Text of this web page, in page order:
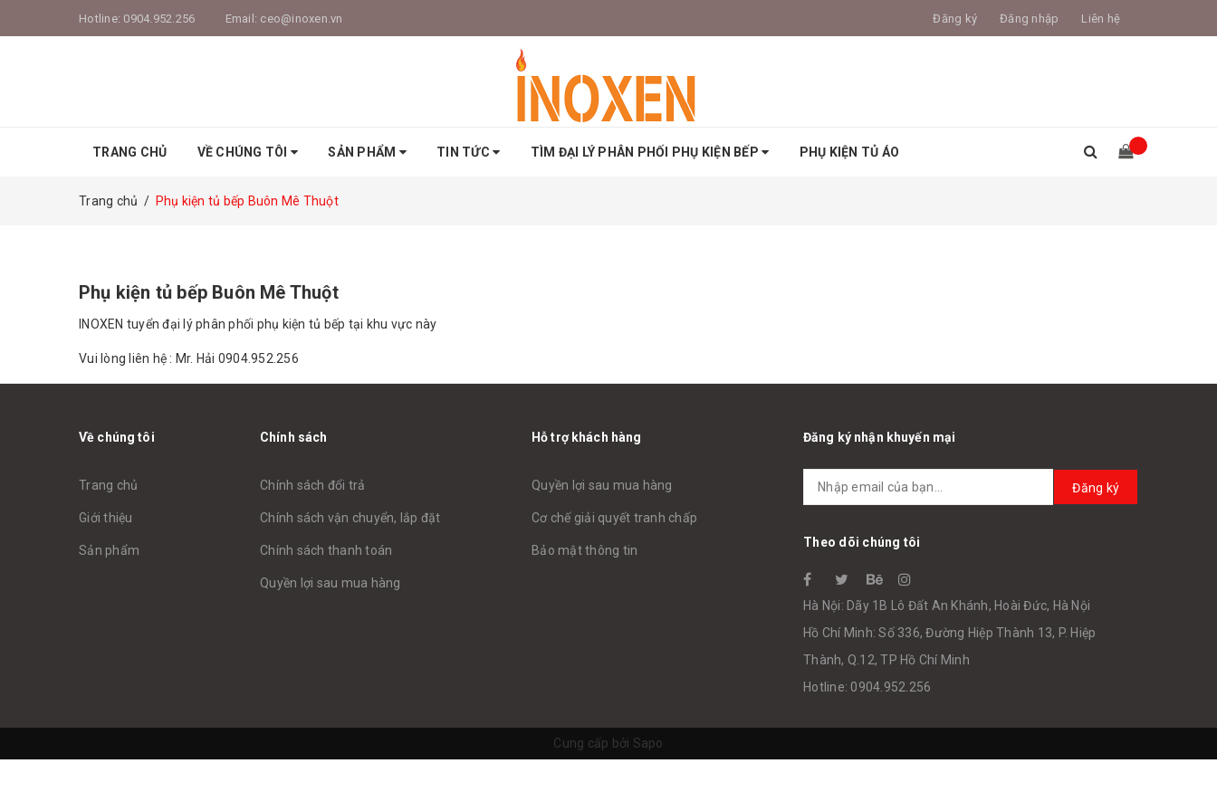
Hotline: 0904.952.256 Email: ceo@inoxen.vn Đăng ký Đăng nhập Liên hệ
TRANG CHỦ VỀ CHÚNG TÔI SẢN PHẨM TIN TỨC TÌM ĐẠI LÝ PHÂN PHỐI PHỤ KIỆN BẾP PHỤ KIỆN TỦ ÁO
Trang chủ / Phụ kiện tủ bếp Buôn Mê Thuột
Phụ kiện tủ bếp Buôn Mê Thuột
INOXEN tuyển đại lý phân phối phụ kiện tủ bếp tại khu vực này
Vui lòng liên hệ : Mr. Hải 0904.952.256
Về chúng tôi
Trang chủ
Giới thiệu
Sản phẩm
Chính sách
Chính sách đổi trả
Chính sách vận chuyển, lắp đặt
Chính sách thanh toán
Quyền lợi sau mua hàng
Hỗ trợ khách hàng
Quyền lợi sau mua hàng
Cơ chế giải quyết tranh chấp
Bảo mật thông tin
Đăng ký nhận khuyến mại
Đăng ký
Theo dõi chúng tôi
Hà Nội: Dãy 1B Lô Đất An Khánh, Hoài Đức, Hà Nội
Hồ Chí Minh: Số 336, Đường Hiệp Thành 13, P. Hiệp
Thành, Q.12, TP Hồ Chí Minh
Hotline: 0904.952.256
Cung cấp bởi Sapo